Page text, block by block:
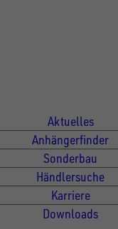
Aktuelles
Anhängerfinder
Sonderbau
Händlersuche
Karriere
Downloads